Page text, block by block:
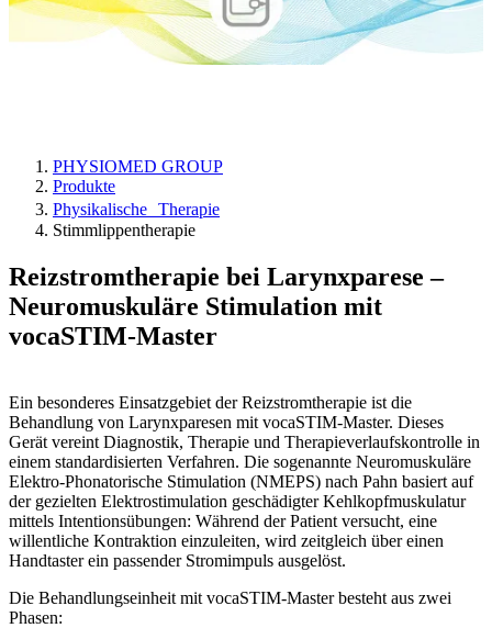
PHYSIOMED GROUP
Produkte
Physikalische Therapie
Stimmlippentherapie
Reizstromtherapie bei Larynxparese –
Neuromuskuläre Stimulation mit
vocaSTIM-Master
Ein besonderes Einsatzgebiet der Reizstromtherapie ist die
Behandlung von Larynxparesen mit vocaSTIM-Master. Dieses
Gerät vereint Diagnostik, Therapie und Therapieverlaufskontrolle in
einem standardisierten Verfahren. Die sogenannte Neuromuskuläre
Elektro-Phonatorische Stimulation (NMEPS) nach Pahn basiert auf
der gezielten Elektrostimulation geschädigter Kehlkopfmuskulatur
mittels Intentionsübungen: Während der Patient versucht, eine
willentliche Kontraktion einzuleiten, wird zeitgleich über einen
Handtaster ein passender Stromimpuls ausgelöst.
Die Behandlungseinheit mit vocaSTIM-Master besteht aus zwei
Phasen: